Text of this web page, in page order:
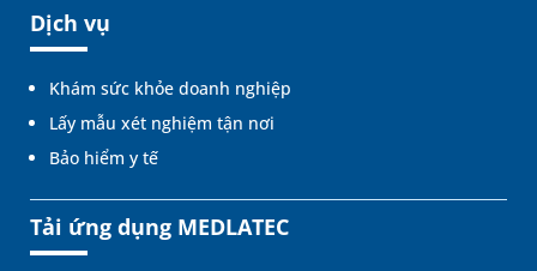
Dịch vụ
Khám sức khỏe doanh nghiệp
Lấy mẫu xét nghiệm tận nơi
Bảo hiểm y tế
Tải ứng dụng MEDLATEC